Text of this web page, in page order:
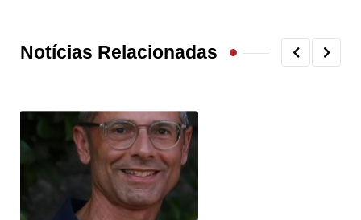
Notícias Relacionadas